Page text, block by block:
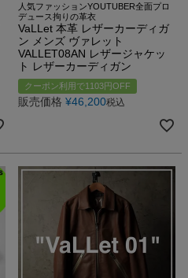
人気ファッションYOUTUBER全面プロ
デュース拘りの革衣
VaLLet 本革 レザーカーディガ
ン メンズ ヴァレット
VALLET08AN レザージャケッ
ト レザーカーディガン
クーポン利用で1103円OFF
販売価格 ¥46,200税込